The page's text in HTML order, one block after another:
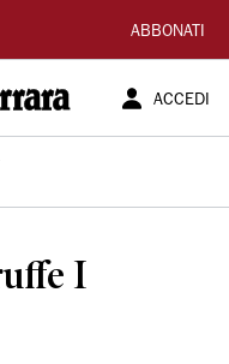
ABBONATI
ACCEDI
I